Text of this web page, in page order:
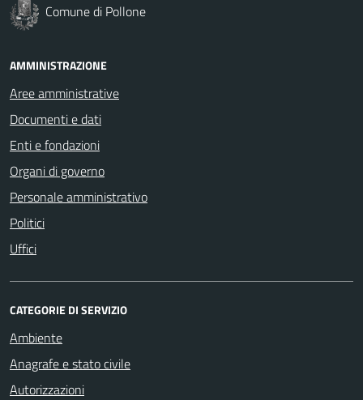
Comune di Pollone
AMMINISTRAZIONE
Aree amministrative
Documenti e dati
Enti e fondazioni
Organi di governo
Personale amministrativo
Politici
Uffici
CATEGORIE DI SERVIZIO
Ambiente
Anagrafe e stato civile
Autorizzazioni